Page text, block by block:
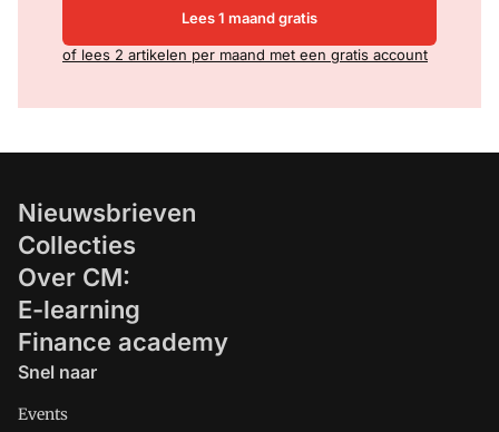
Lees 1 maand gratis
of lees 2 artikelen per maand met een gratis account
Nieuwsbrieven
Collecties
Over CM:
E-learning
Finance academy
Snel naar
Events